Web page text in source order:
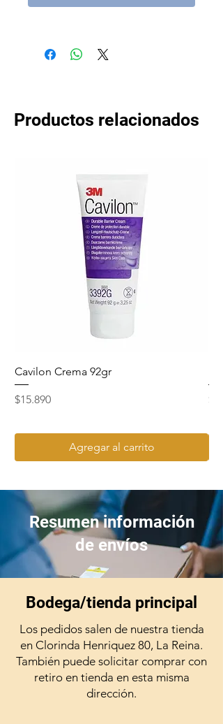
Productos relacionados
Cavilon Crema 92gr
Precio
$15.890
Agregar al carrito
Resumen información
de envíos
Bodega/tienda principal
Los pedidos salen de nuestra tienda
en Clorinda Henriquez 80, La Reina.
También puede solicitar comprar con
retiro en tienda en esta misma
dirección.